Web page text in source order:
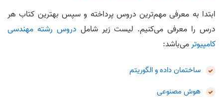
ابتدا به معرفی مهم‌ترین دروس پرداخته و سپس بهترین کتاب هر
درس را معرفی می‌کنیم. لیست زیر شامل دروس رشته مهندسی
کامپیوترمی‌باشد:
ساختمان داده و الگوریتم
هوش مصنوعی